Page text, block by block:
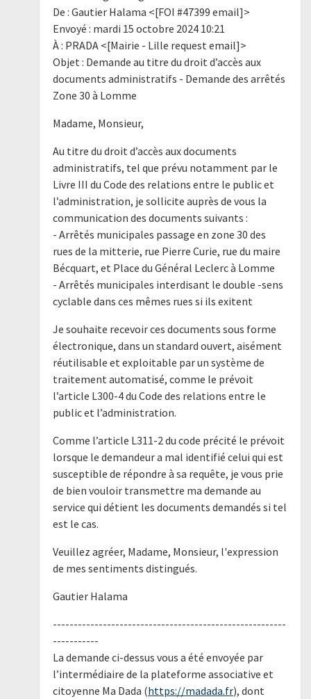
De : Gautier Halama <[FOI #47399 email]>
Envoyé : mardi 15 octobre 2024 10:21
À : PRADA <[Mairie - Lille request email]>
Objet : Demande au titre du droit d’accès aux
documents administratifs - Demande des arrêtés
Zone 30 à Lomme
Madame, Monsieur,
Au titre du droit d’accès aux documents
administratifs, tel que prévu notamment par le
Livre III du Code des relations entre le public et
l’administration, je sollicite auprès de vous la
communication des documents suivants :
- Arrêtés municipales passage en zone 30 des
rues de la mitterie, rue Pierre Curie, rue du maire
Bécquart, et Place du Général Leclerc à Lomme
- Arrêtés municipales interdisant le double -sens
cyclable dans ces mêmes rues si ils exitent
Je souhaite recevoir ces documents sous forme
électronique, dans un standard ouvert, aisément
réutilisable et exploitable par un système de
traitement automatisé, comme le prévoit
l’article L300-4 du Code des relations entre le
public et l’administration.
Comme l’article L311-2 du code précité le prévoit
lorsque le demandeur a mal identifié celui qui est
susceptible de répondre à sa requête, je vous prie
de bien vouloir transmettre ma demande au
service qui détient les documents demandés si tel
est le cas.
Veuillez agréer, Madame, Monsieur, l'expression
de mes sentiments distingués.
Gautier Halama
--------------------------------------------------------
-----------
La demande ci-dessus vous a été envoyée par
l’intermédiaire de la plateforme associative et
citoyenne Ma Dada (https://madada.fr), dont